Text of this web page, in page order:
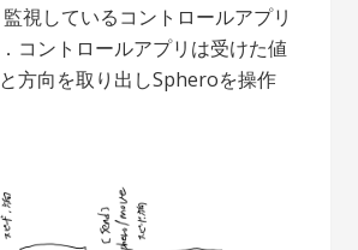
視しているコントロールアプリ
コントロールアプリは受けた値
方向を取り出しSpheroを操作